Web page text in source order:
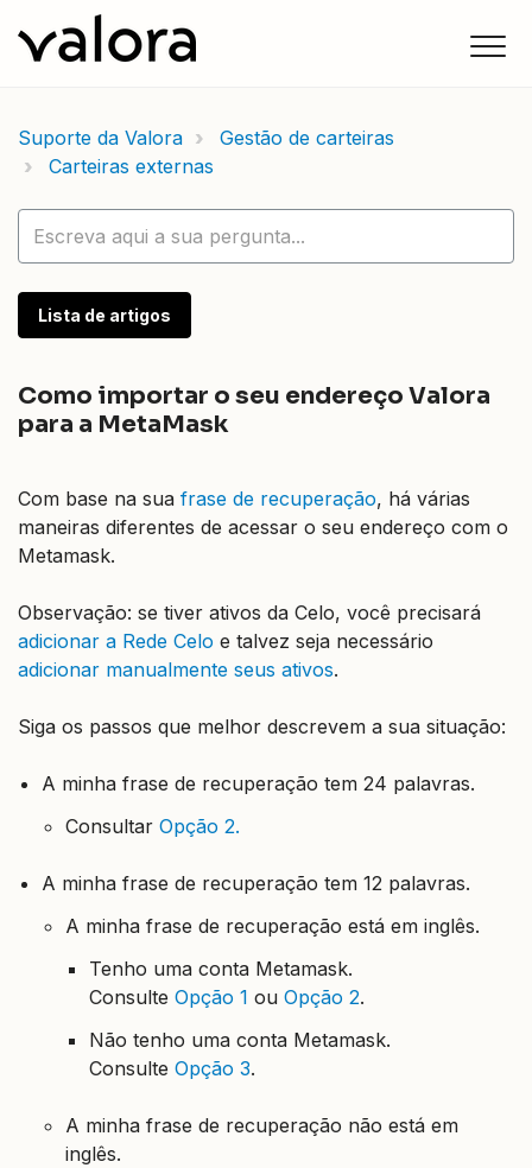
Suporte da Valora
Gestão de carteiras
Carteiras externas
Lista de artigos
Como importar o seu endereço Valora
para a MetaMask
Com base na sua frase de recuperação, há várias
maneiras diferentes de acessar o seu endereço com o
Metamask.
Observação: se tiver ativos da Celo, você precisará
adicionar a Rede Celo e talvez seja necessário
adicionar manualmente seus ativos.
Siga os passos que melhor descrevem a sua situação:
A minha frase de recuperação tem 24 palavras.
Consultar Opção 2.
A minha frase de recuperação tem 12 palavras.
A minha frase de recuperação está em inglês.
Tenho uma conta Metamask.
Consulte Opção 1 ou Opção 2.
Não tenho uma conta Metamask.
Consulte Opção 3.
A minha frase de recuperação não está em
inglês.